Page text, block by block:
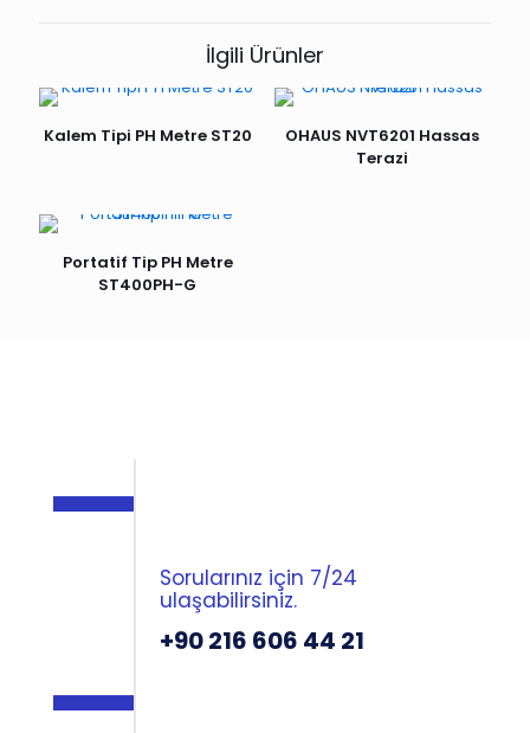
İlgili Ürünler
Kalem Tipi PH Metre ST20
OHAUS NVT6201 Hassas
Terazi
Portatif Tip PH Metre
ST400PH-G
Sorularınız için 7/24
ulaşabilirsiniz.
+90 216 606 44 21